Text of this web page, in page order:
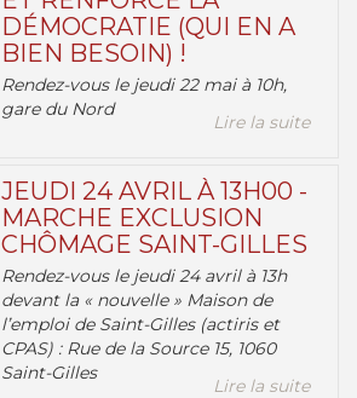
DÉMOCRATIE (QUI EN A
BIEN BESOIN) !
Rendez-vous le jeudi 22 mai à 10h,
gare du Nord
Lire la suite
JEUDI 24 AVRIL À 13H00 -
MARCHE EXCLUSION
CHÔMAGE SAINT-GILLES
Rendez-vous le jeudi 24 avril à 13h
devant la « nouvelle » Maison de
l’emploi de Saint-Gilles (actiris et
CPAS) : Rue de la Source 15, 1060
Saint-Gilles
Lire la suite